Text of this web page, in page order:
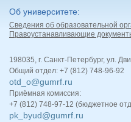
Об университете
Сведения об образовательной
Правоустанавливающие
198035, г. Санкт-Петербург, ул.
Общий отдел: +7 (812) 748-96-92
otd_o@gumrf.ru
Приёмная комиссия:
+7 (812) 748-97-12 (бюджетное
pk_byud@gumrf.ru